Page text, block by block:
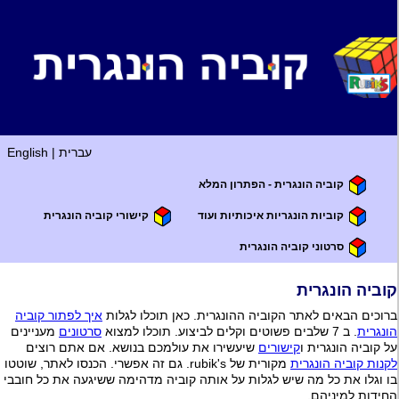
עברית |
English
קוביה הונגרית - הפתרון המלא
קוביות הונגריות איכותיות ועוד קישורי קוביה הונגרית
סרטוני קוביה הונגרית
קוביה הונגרית
ברוכים הבאים לאתר הקוביה ההונגרית. כאן תוכלו לגלות איך לפתור קוביה
הונגרית . ב 7 שלבים פשוטים וקלים לביצוע. תוכלו למצוא סרטונים מעניינים
על קוביה הונגרית וקישורים שיעשירו את עולמכם בנושא. אם אתם רוצים
לקנות קוביה הונגרית
מקורית של rubik's. גם זה אפשרי. הכנסו לאתר, שוטטו
בו וגלו את כל מה שיש לגלות על אותה קוביה מדהימה ששיגעה את כל חובבי
החידות למיניהם.